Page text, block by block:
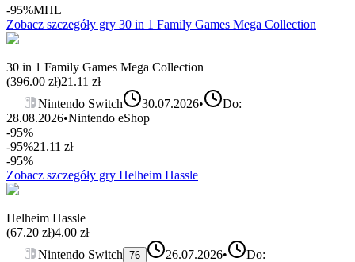
-95%MHL
Zobacz szczegóły gry 30 in 1 Family Games Mega Collection
30 in 1 Family Games Mega Collection
(396.00 zł)21.11 zł
Nintendo Switch
30.07.2026•
Do:
28.08.2026•Nintendo eShop
-95%
-95%21.11 zł
-95%
Zobacz szczegóły gry Helheim Hassle
Helheim Hassle
(67.20 zł)4.00 zł
Nintendo Switch 76 26.07.2026•
Do: